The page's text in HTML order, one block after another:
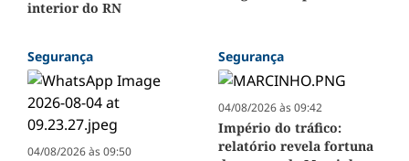
interior do RN
Segurança
04/08/2026 às 09:50
Segurança
04/08/2026 às 09:42
Império do tráfico:
relatório revela fortuna